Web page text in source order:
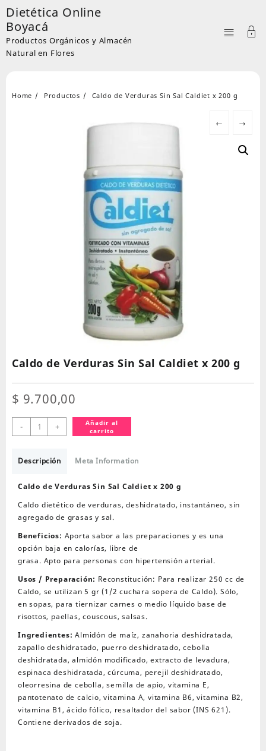
Skip
to
content
Dietética Online
Boyacá
Productos Orgánicos y Almacén
Natural en Flores
Home Productos Caldo de Verduras Sin Sal Caldiet x 200 g
← →
Caldo de Verduras Sin Sal Caldiet x 200 g
$ 9.700,00
-
Caldo
de
Sin
Caldiet
200
g
cantidad
+
Añadir al
carrito
Descripción Meta Information
Caldo de Verduras Sin Sal Caldiet x 200 g
Caldo dietético de verduras, deshidratado, instantáneo, sin
agregado de grasas y sal.
Beneficios: Aporta sabor a las preparaciones y es una
opción baja en calorías, libre de
grasa. Apto para personas con hipertensión arterial.
Usos / Preparación: Reconstitución: Para realizar 250 cc de
Caldo, se utilizan 5 gr (1/2 cuchara sopera de Caldo). Sólo,
en sopas, para tiernizar carnes o medio líquido base de
risottos, paellas, couscous, salsas.
Ingredientes:Almidón de maíz, zanahoria deshidratada,
zapallo deshidratado, puerro deshidratado, cebolla
deshidratada, almidón modificado, extracto de levadura,
espinaca deshidratada, cúrcuma, perejil deshidratado,
oleorresina de cebolla, semilla de apio, vitamina E,
pantotenato de calcio, vitamina A, vitamina B6, vitamina B2,
vitamina B1, ácido fólico, resaltador del sabor (INS 621).
Contiene derivados de soja.